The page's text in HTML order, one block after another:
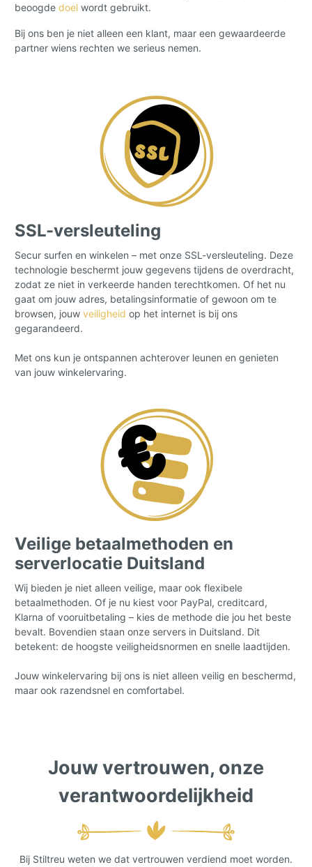
beoogde doel wordt gebruikt.
Bij ons ben je niet alleen een klant, maar een gewaardeerde
partner wiens rechten we serieus nemen.
SSL-versleuteling
Secur surfen en winkelen – met onze SSL-versleuteling. Deze
technologie beschermt jouw gegevens tijdens de overdracht,
zodat ze niet in verkeerde handen terechtkomen. Of het nu
gaat om jouw adres, betalingsinformatie of gewoon om te
browsen, jouw veiligheid op het internet is bij ons
gegarandeerd.
Met ons kun je ontspannen achterover leunen en genieten
van jouw winkelervaring.
Veilige betaalmethoden en
serverlocatie Duitsland
Wij bieden je niet alleen veilige, maar ook flexibele
betaalmethoden. Of je nu kiest voor PayPal, creditcard,
Klarna of vooruitbetaling – kies de methode die jou het beste
bevalt. Bovendien staan onze servers in Duitsland. Dit
betekent: de hoogste veiligheidsnormen en snelle laadtijden.
Jouw winkelervaring bij ons is niet alleen veilig en beschermd,
maar ook razendsnel en comfortabel.
Jouw vertrouwen, onze
verantwoordelijkheid
Bij Stiltreu weten we dat vertrouwen verdiend moet worden.